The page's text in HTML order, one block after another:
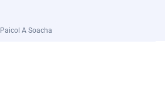
Paicol A Soacha